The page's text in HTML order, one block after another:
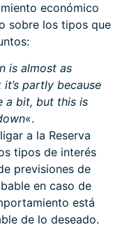
económico
sobre los tipos que
is almost as
partly because
a bit, but this is
«.
a la Reserva
tipos de interés
previsiones de
en caso de
está
de lo deseado.